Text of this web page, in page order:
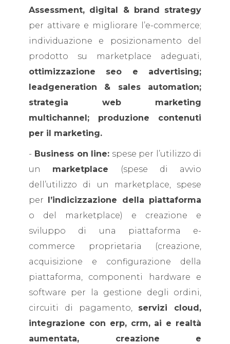
Assessment, digital & brand strategy
per attivare e migliorare l’e-commerce;
individuazione e posizionamento del
prodotto su marketplace adeguati,
ottimizzazione seo e advertising;
leadgeneration & sales automation;
strategia web marketing
multichannel; produzione contenuti
per il marketing.
- Business on line: spese per l’utilizzo di
un marketplace (spese di avvio
dell’utilizzo di un marketplace, spese
per l’indicizzazione della piattaforma
o del marketplace) e creazione e
sviluppo di una piattaforma e-
commerce proprietaria (creazione,
acquisizione e configurazione della
piattaforma, componenti hardware e
software per la gestione degli ordini,
circuiti di pagamento, servizi cloud,
integrazione con erp, crm, ai e realtà
aumentata, creazione e